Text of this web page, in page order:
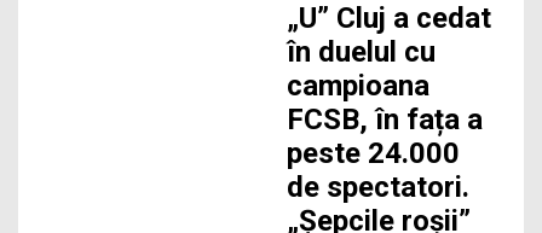
„U” Cluj a cedat
în duelul cu
campioana
FCSB, în fața a
peste 24.000
de spectatori.
„Șepcile roșii”